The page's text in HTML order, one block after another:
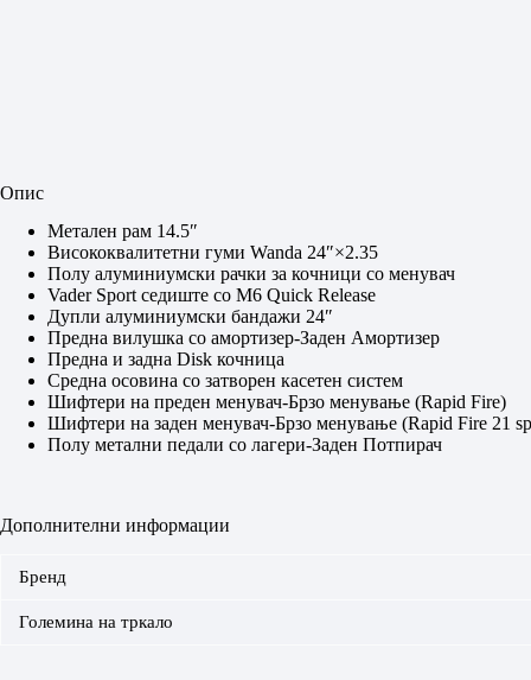
Опис
Метален рам 14.5″
Висококвалитетни гуми Wanda 24″×2.35
Полу алуминиумски рачки за кочници со менувач
Vader Sport седиште со М6 Quick Release
Дупли алуминиумски бандажи 24″
Предна вилушка со амортизер-Заден Амортизер
Предна и задна Disk кочница
Средна осовина со затворен касетен систем
Шифтери на преден менувач-Брзо менување (Rapid Fire)
Шифтери на заден менувач-Брзо менување (Rapid Fire 21
Полу метални педали со лагери-Заден Потпирач
Дополнителни информации
Бренд
Големина на тркало